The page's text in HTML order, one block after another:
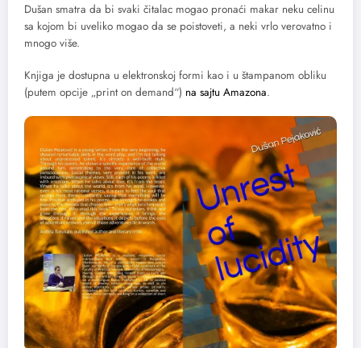
Dušan smatra da bi svaki čitalac mogao pronaći makar neku celinu
sa kojom bi uveliko mogao da se poistoveti, a neki vrlo verovatno i
mnogo više.
Knjiga je dostupna u elektronskoj formi kao i u štampanom obliku
(putem opcije „print on demand“) na sajtu Amazona.